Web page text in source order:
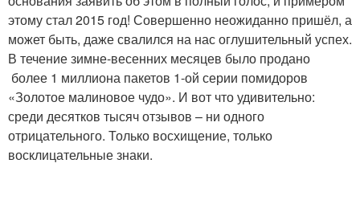
этому стал 2015 год! Совершенно неожиданно пришёл, а
может быть, даже свалился на нас оглушительный успех.
В течение зимне-весенних месяцев было продано
более 1 миллиона пакетов 1-ой серии помидоров
«Золотое малиновое чудо». И вот что удивительно:
среди десятков тысяч отзывов – ни одного
отрицательного. Только восхищение, только
восклицательные знаки.